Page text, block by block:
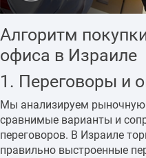
Алгоритм
офиса в Израиле
1. Переговоры и
Мы анализируем рыночную
сравнимые варианты и
переговоров. В Израиле
правильно выстроенные